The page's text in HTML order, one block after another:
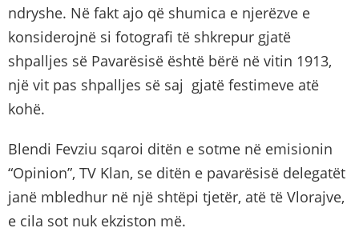
ndryshe. Në fakt ajo që shumica e njerëzve e
konsiderojnë si fotografi të shkrepur gjatë
shpalljes së Pavarësisë është bërë në vitin 1913,
një vit pas shpalljes së saj gjatë festimeve atë
kohë.
Blendi Fevziu sqaroi ditën e sotme në emisionin
“Opinion”, TV Klan, se ditën e pavarësisë delegatët
janë mbledhur në një shtëpi tjetër, atë të Vlorajve,
e cila sot nuk ekziston më.